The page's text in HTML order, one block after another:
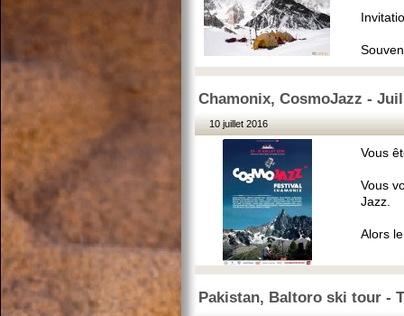
Chamonix, CosmoJazz -
10 juillet 2016
Vous
Vous
Jazz.
Alors
Pakistan, Baltoro ski tour -